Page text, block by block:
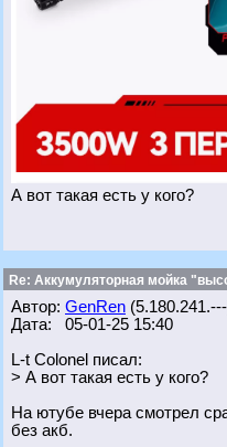
А вот такая есть у кого?
Re: Аккумуляторная мойка
Автор: GenRen
Дата: 05-01-25 15:40
L-t Colonel писал:
> А вот такая есть у кого?
На ютубе вчера смотрел
без акб.